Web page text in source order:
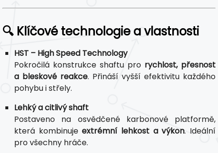
🔍 Klíčové technologie a vlastnosti
HST – High Speed Technology
Pokročilá konstrukce shaftu pro rychlost, přesnost
a bleskové reakce. Přináší vyšší efektivitu každého
pohybu i střely.
Lehký a citlivý shaft
Postaveno na osvědčené karbonové platformě,
která kombinujeextrémní lehkost a výkon. Ideální
pro všechny hráče.